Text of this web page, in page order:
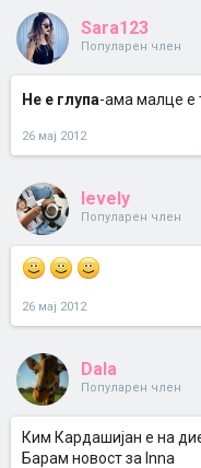
Sara123
Популарен член
Не е глупа-ама малце е
26 мај 2012
levely
Популарен член
26 мај 2012
Dala
Популарен член
Ким Кардашијан е на
Барам новост за Inna